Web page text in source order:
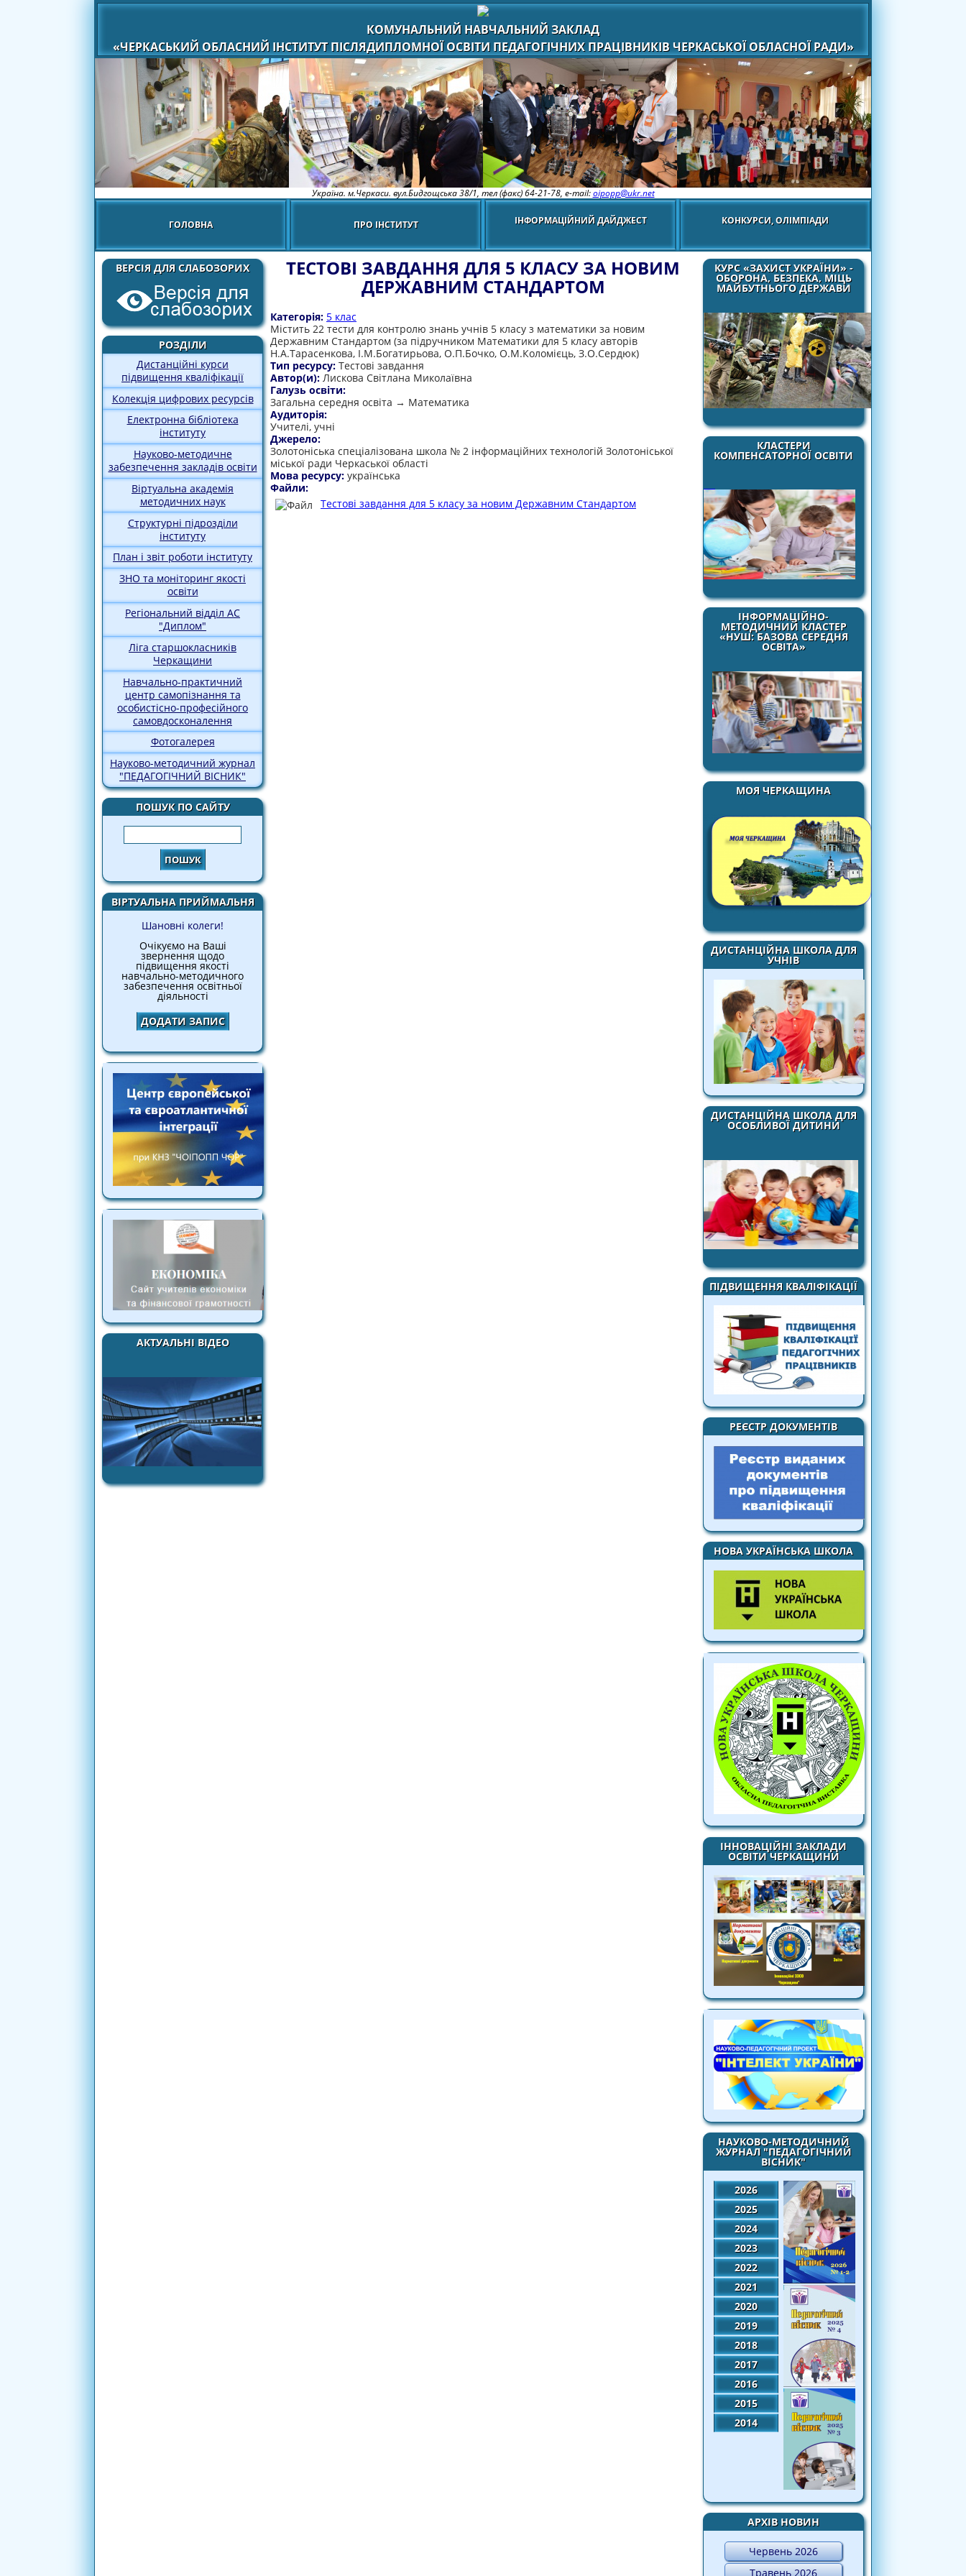
КОМУНАЛЬНИЙ НАВЧАЛЬНИЙ ЗАКЛАД
«ЧЕРКАСЬКИЙ ОБЛАСНИЙ ІНСТИТУТ ПІСЛЯДИПЛОМНОЇ ОСВІТИ ПЕДАГОГІЧНИХ ПРАЦІВНИКІВ ЧЕРКАСЬКОЇ ОБЛАСНОЇ РАДИ»
Україна. м.Черкаси. вул.Бидгощська 38/1, тел (факс) 64-21-78, e-mail:oipopp@ukr.net
ГОЛОВНА ПРО ІНСТИТУТ ІНФОРМАЦІЙНИЙ ДАЙДЖЕСТ КОНКУРСИ, ОЛІМПІАДИ
ВЕРСІЯ ДЛЯ СЛАБОЗОРИХ
РОЗДІЛИ
Дистанційні курси
підвищення кваліфікації
Колекція цифрових ресурсів
Електронна бібліотека
інституту
Науково-методичне
забезпечення закладів освіти
Віртуальна академія
методичних наук
Структурні підрозділи
інституту
План і звіт роботи інституту
ЗНО та моніторинг якості
освіти
Регіональний відділ АС
"Диплом"
Ліга старшокласників
Черкащини
Навчально-практичний
центр самопізнання та
особистісно-професійного
самовдосконалення
Фотогалерея
Науково-методичний журнал
"ПЕДАГОГІЧНИЙ ВІСНИК"
ПОШУК ПО САЙТУ
Пошук
ВІРТУАЛЬНА ПРИЙМАЛЬНЯ
Шановні колеги!
Очікуємо на Ваші
звернення щодо
підвищення якості
навчально-методичного
забезпечення освітньої
діяльності
ДОДАТИ ЗАПИС
АКТУАЛЬНІ ВІДЕО
КУРС «ЗАХИСТ УКРАЇНИ» -
ОБОРОНА, БЕЗПЕКА, МІЦЬ
МАЙБУТНЬОГО ДЕРЖАВИ
КЛАСТЕРИ
КОМПЕНСАТОРНОЇ ОСВІТИ
ІНФОРМАЦІЙНО-
МЕТОДИЧНИЙ КЛАСТЕР
«НУШ: БАЗОВА СЕРЕДНЯ
ОСВІТА»
МОЯ ЧЕРКАЩИНА
ДИСТАНЦІЙНА ШКОЛА ДЛЯ
УЧНІВ
ДИСТАНЦІЙНА ШКОЛА ДЛЯ
ОСОБЛИВОЇ ДИТИНИ
ПІДВИЩЕННЯ КВАЛІФІКАЦІЇ
РЕЄСТР ДОКУМЕНТІВ
НОВА УКРАЇНСЬКА ШКОЛА
ІННОВАЦІЙНІ ЗАКЛАДИ
ОСВІТИ ЧЕРКАЩИНИ
НАУКОВО-МЕТОДИЧНИЙ
ЖУРНАЛ "ПЕДАГОГІЧНИЙ
ВІСНИК"
2026
2025
2024
2023
2022
2021
2020
2019
2018
2017
2016
2015
2014
АРХІВ НОВИН
Червень 2026
Травень 2026
ТЕСТОВІ ЗАВДАННЯ ДЛЯ 5 КЛАСУ ЗА НОВИМ
ДЕРЖАВНИМ СТАНДАРТОМ
Категорія: 5 клас
Містить 22 тести для контролю знань учнів 5 класу з математики за новим
Державним Стандартом (за підручником Математики для 5 класу авторів
Н.А.Тарасенкова, І.М.Богатирьова, О.П.Бочко, О.М.Коломієць, З.О.Сердюк)
Тип ресурсу: Тестові завдання
Автор(и): Лискова Світлана Миколаївна
Галузь освіти:
Загальна середня освіта → Математика
Аудиторія:
Учителі, учні
Джерело:
Золотоніська спеціалізована школа № 2 інформаційних технологій Золотоніської
міської ради Черкаської області
Мова ресурсу: українська
Файли:
Тестові завдання для 5 класу за новим Державним Стандартом